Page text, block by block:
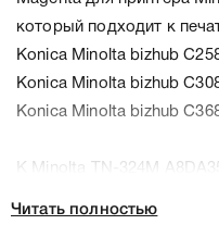
который подходит к
Konica Minolta bizhub
Konica Minolta bizhub
Konica Minolta bizhub
К Minolta TN-324M
Читать полностью